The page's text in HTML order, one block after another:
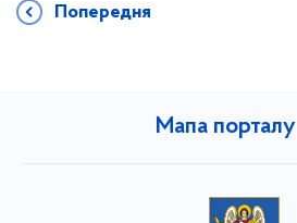
Попередня
Мапа порталу